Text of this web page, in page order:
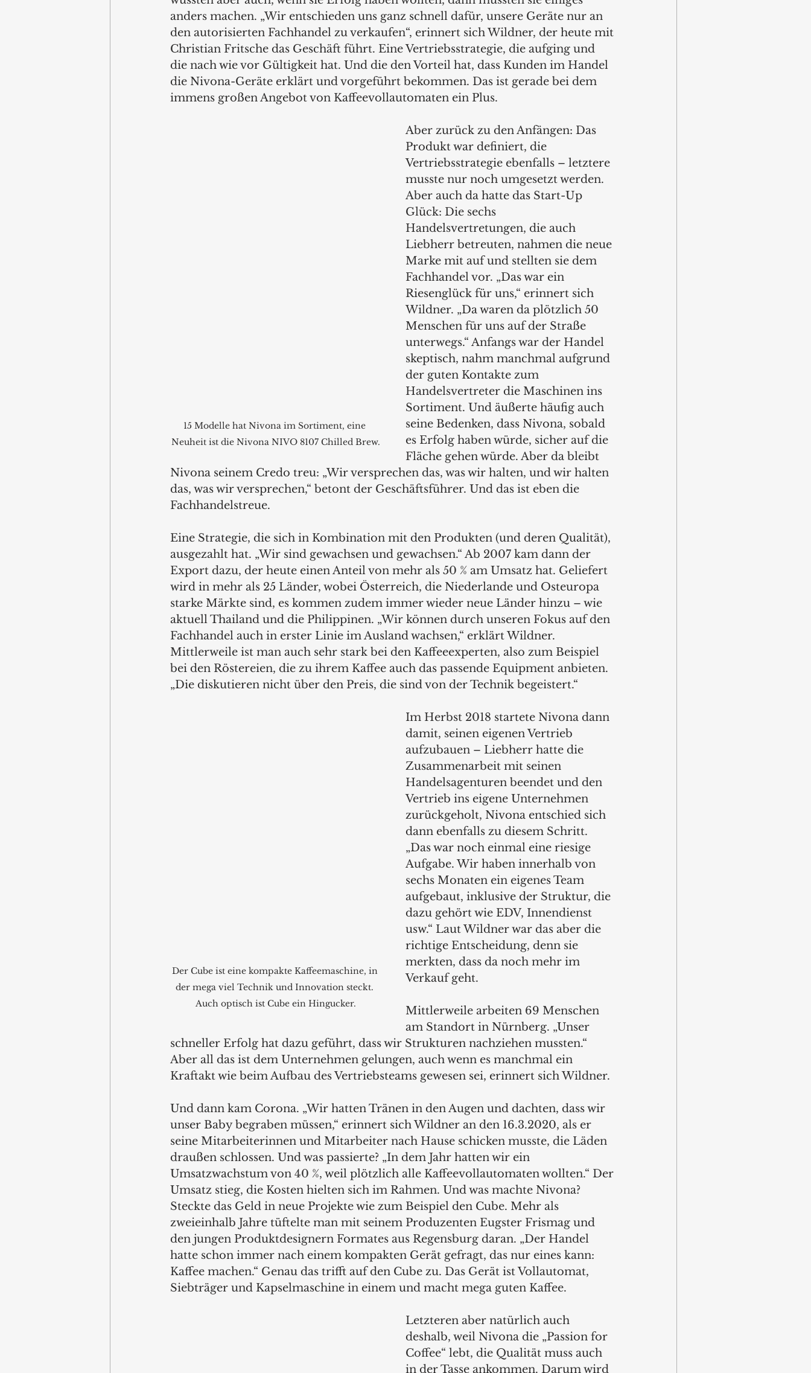
anders machen. „Wir entschieden uns ganz schnell dafür, unsere Geräte nur an
den autorisierten Fachhandel zu verkaufen“, erinnert sich Wildner, der heute mit
Christian Fritsche das Geschäft führt. Eine Vertriebsstrategie, die aufging und
die nach wie vor Gültigkeit hat. Und die den Vorteil hat, dass Kunden im Handel
die Nivona-Geräte erklärt und vorgeführt bekommen. Das ist gerade bei dem
immens großen Angebot von Kaffeevollautomaten ein Plus.
15 Modelle hat Nivona im Sortiment, eine
Neuheit ist die Nivona NIVO 8107 Chilled Brew.
Aber zurück zu den Anfängen: Das
Produkt war definiert, die
Vertriebsstrategie ebenfalls – letztere
musste nur noch umgesetzt werden.
Aber auch da hatte das Start-Up
Glück: Die sechs
Handelsvertretungen, die auch
Liebherr betreuten, nahmen die neue
Marke mit auf und stellten sie dem
Fachhandel vor. „Das war ein
Riesenglück für uns,“ erinnert sich
Wildner. „Da waren da plötzlich 50
Menschen für uns auf der Straße
unterwegs.“ Anfangs war der Handel
skeptisch, nahm manchmal aufgrund
der guten Kontakte zum
Handelsvertreter die Maschinen ins
Sortiment. Und äußerte häufig auch
seine Bedenken, dass Nivona, sobald
es Erfolg haben würde, sicher auf die
Fläche gehen würde. Aber da bleibt
Nivona seinem Credo treu: „Wir versprechen das, was wir halten, und wir halten
das, was wir versprechen,“ betont der Geschäftsführer. Und das ist eben die
Fachhandelstreue.
Eine Strategie, die sich in Kombination mit den Produkten (und deren Qualität),
ausgezahlt hat. „Wir sind gewachsen und gewachsen.“ Ab 2007 kam dann der
Export dazu, der heute einen Anteil von mehr als 50 % am Umsatz hat. Geliefert
wird in mehr als 25 Länder, wobei Österreich, die Niederlande und Osteuropa
starke Märkte sind, es kommen zudem immer wieder neue Länder hinzu – wie
aktuell Thailand und die Philippinen. „Wir können durch unseren Fokus auf den
Fachhandel auch in erster Linie im Ausland wachsen,“ erklärt Wildner.
Mittlerweile ist man auch sehr stark bei den Kaffeeexperten, also zum Beispiel
bei den Röstereien, die zu ihrem Kaffee auch das passende Equipment anbieten.
„Die diskutieren nicht über den Preis, die sind von der Technik begeistert.“
Der Cube ist eine kompakte Kaffeemaschine, in
der mega viel Technik und Innovation steckt.
Auch optisch ist Cube ein Hingucker.
Im Herbst 2018 startete Nivona dann
damit, seinen eigenen Vertrieb
aufzubauen – Liebherr hatte die
Zusammenarbeit mit seinen
Handelsagenturen beendet und den
Vertrieb ins eigene Unternehmen
zurückgeholt, Nivona entschied sich
dann ebenfalls zu diesem Schritt.
„Das war noch einmal eine riesige
Aufgabe. Wir haben innerhalb von
sechs Monaten ein eigenes Team
aufgebaut, inklusive der Struktur, die
dazu gehört wie EDV, Innendienst
usw.“ Laut Wildner war das aber die
richtige Entscheidung, denn sie
merkten, dass da noch mehr im
Verkauf geht.
Mittlerweile arbeiten 69 Menschen
am Standort in Nürnberg. „Unser
schneller Erfolg hat dazu geführt, dass wir Strukturen nachziehen mussten.“
Aber all das ist dem Unternehmen gelungen, auch wenn es manchmal ein
Kraftakt wie beim Aufbau des Vertriebsteams gewesen sei, erinnert sich Wildner.
Und dann kam Corona. „Wir hatten Tränen in den Augen und dachten, dass wir
unser Baby begraben müssen,“ erinnert sich Wildner an den 16.3.2020, als er
seine Mitarbeiterinnen und Mitarbeiter nach Hause schicken musste, die Läden
draußen schlossen. Und was passierte? „In dem Jahr hatten wir ein
Umsatzwachstum von 40 %, weil plötzlich alle Kaffeevollautomaten wollten.“ Der
Umsatz stieg, die Kosten hielten sich im Rahmen. Und was machte Nivona?
Steckte das Geld in neue Projekte wie zum Beispiel den Cube. Mehr als
zweieinhalb Jahre tüftelte man mit seinem Produzenten Eugster Frismag und
den jungen Produktdesignern Formates aus Regensburg daran. „Der Handel
hatte schon immer nach einem kompakten Gerät gefragt, das nur eines kann:
Kaffee machen.“ Genau das trifft auf den Cube zu. Das Gerät ist Vollautomat,
Siebträger und Kapselmaschine in einem und macht mega guten Kaffee.
Letzteren aber natürlich auch
deshalb, weil Nivona die „Passion for
Coffee“ lebt, die Qualität muss auch
in der Tasse ankommen. Darum wird